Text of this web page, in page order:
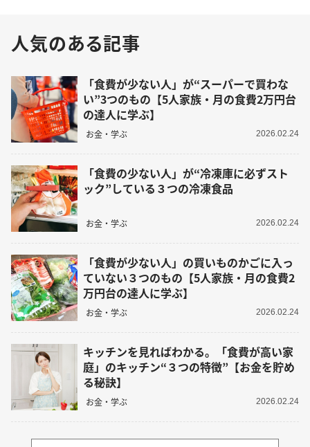
人気のある記事
「食費が少ない人」が“スーパーで買わな
い”3つのもの【5人家族・月の食費2万円台
の達人に学ぶ】
お金・学ぶ 2026.02.24
「食費の少ない人」が“冷凍庫に必ずスト
ック”している３つの冷凍食品
お金・学ぶ 2026.02.24
「食費が少ない人」の買いものかごに入っ
ていない３つのもの【5人家族・月の食費2
万円台の達人に学ぶ】
お金・学ぶ 2026.02.24
キッチンを見ればわかる。「食費が高い家
庭」のキッチン“３つの特徴”【お金を貯め
る秘訣】
お金・学ぶ 2026.02.24